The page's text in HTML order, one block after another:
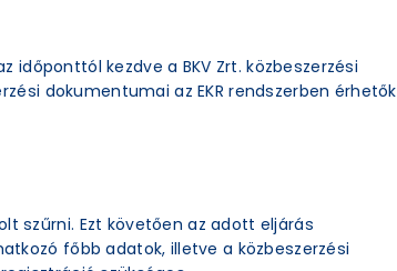
időponttól kezdve a BKV Zrt. közbeszerzési
dokumentumai az EKR rendszerben érhetők
szűrni. Ezt követően az adott eljárás
főbb adatok, illetve a közbeszerzési